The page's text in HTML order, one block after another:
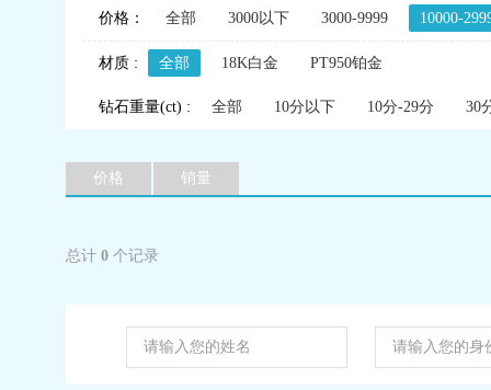
列
价格： 全部 3000以下 3000-9999 10000-
材质 : 全部 18K白金 PT950铂金
钻石重量(ct) : 全部 10分以下 10分-29分 30
价格 销量
总计 0 个记录